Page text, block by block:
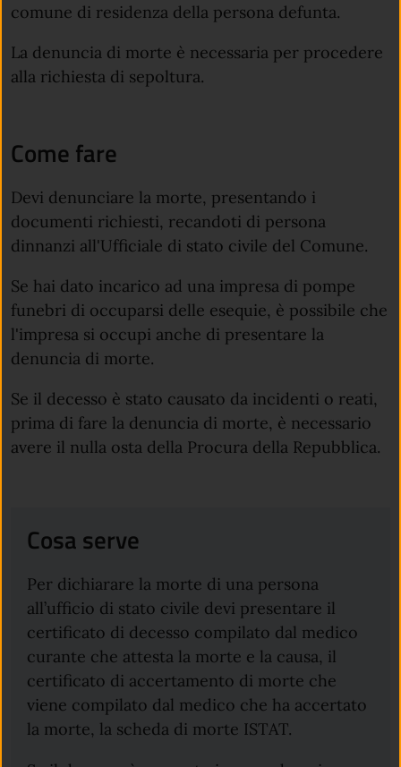
comune di residenza della persona defunta.
La denuncia di morte è necessaria per procedere
alla richiesta di sepoltura.
Come fare
Devi denunciare la morte, presentando i
documenti richiesti, recandoti di persona
dinnanzi all'Ufficiale di stato civile del Comune.
Se hai dato incarico ad una impresa di pompe
funebri di occuparsi delle esequie, è possibile che
l'impresa si occupi anche di presentare la
denuncia di morte.
Se il decesso è stato causato da incidenti o reati,
prima di fare la denuncia di morte, è necessario
avere il nulla osta della Procura della Repubblica.
Cosa serve
Per dichiarare la morte di una persona
all’ufficio di stato civile devi presentare il
certificato di decesso compilato dal medico
curante che attesta la morte e la causa, il
certificato di accertamento di morte che
viene compilato dal medico che ha accertato
la morte, la scheda di morte ISTAT.